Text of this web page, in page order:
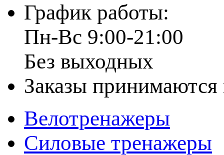
График работы:
Пн-Вс 9:00-21:00
Без выходных
Заказы принимаются
Велотренажеры
Силовые тренажеры